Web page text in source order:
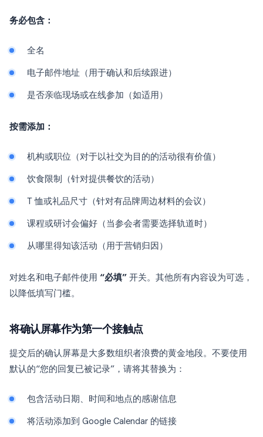
务必包含：
全名
电子邮件地址（用于确认和后续跟进）
是否亲临现场或在线参加（如适用）
按需添加：
机构或职位（对于以社交为目的的活动很有价值）
饮食限制（针对提供餐饮的活动）
T 恤或礼品尺寸（针对有品牌周边材料的会议）
课程或研讨会偏好（当参会者需要选择轨道时）
从哪里得知该活动（用于营销归因）
对姓名和电子邮件使用 “必填” 开关。其他所有内容设为可选，
以降低填写门槛。
将确认屏幕作为第一个接触点
提交后的确认屏幕是大多数组织者浪费的黄金地段。不要使用
默认的“您的回复已被记录”，请将其替换为：
包含活动日期、时间和地点的感谢信息
将活动添加到 Google Calendar 的链接